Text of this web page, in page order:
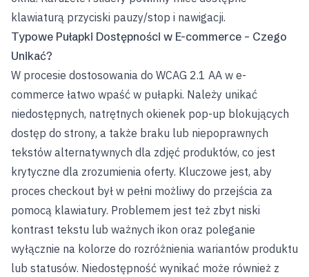
klawiaturą przyciski pauzy/stop i nawigacji.
Typowe Pułapki Dostępności w E-commerce – Czego
Unikać?
W procesie dostosowania do WCAG 2.1 AA w e-
commerce łatwo wpaść w pułapki. Należy unikać
niedostępnych, natrętnych okienek pop-up blokujących
dostęp do strony, a także braku lub niepoprawnych
tekstów alternatywnych dla zdjęć produktów, co jest
krytyczne dla zrozumienia oferty. Kluczowe jest, aby
proces checkout był w pełni możliwy do przejścia za
pomocą klawiatury. Problemem jest też zbyt niski
kontrast tekstu lub ważnych ikon oraz poleganie
wyłącznie na kolorze do rozróżnienia wariantów produktu
lub statusów. Niedostępność wynikać może również z